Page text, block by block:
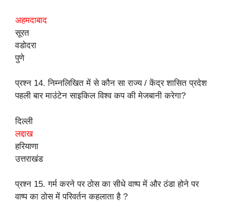
अहमदाबाद
सूरत
वडोदरा
पुणे
प्रश्न 14. निम्नलिखित में से कौन सा राज्य / केंद्र शासित प्रदेश
पहली बार माउंटेन साइकिल विश्व कप की मेजबानी करेगा?
दिल्ली
लद्दाख
हरियाणा
उत्तराखंड
प्रश्न 15. गर्म करने पर ठोस का सीधे वाष्प में और ठंडा होने पर
वाष्प का ठोस में परिवर्तन कहलाता है ?